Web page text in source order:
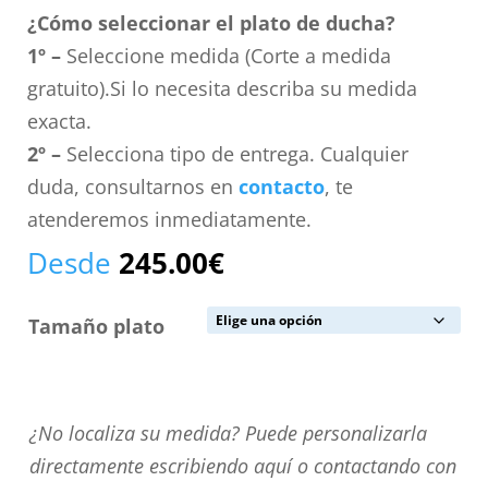
¿Cómo seleccionar el plato de ducha?
1º –Seleccione medida (Corte a medida
gratuito).Si lo necesita describa su medida
exacta.
2º –Selecciona tipo de entrega. Cualquier
duda, consultarnos en contacto, te
atenderemos inmediatamente.
Desde 245.00€
Tamaño plato
¿No
localiza
¿No localiza su medida? Puede personalizarla
directamente escribiendo aquí o contactando con